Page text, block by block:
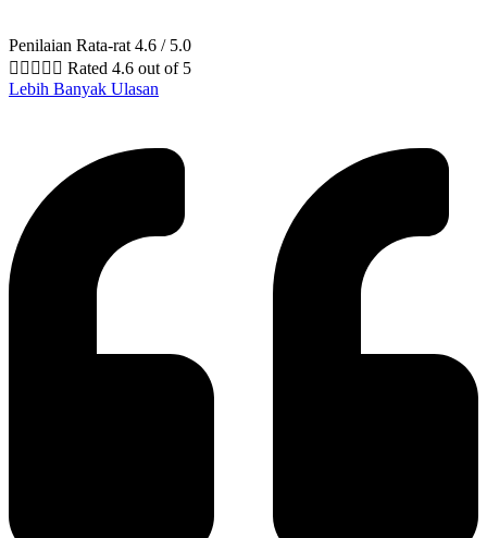
Penilaian Rata-rat 4.6 / 5.0
     Rated 4.6 out of 5
Lebih Banyak Ulasan